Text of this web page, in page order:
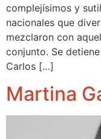
complejísimos y
nacionales que
mezclaron con
conjunto. Se
Carlos […]
Martina